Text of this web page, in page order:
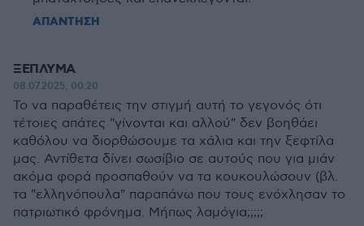
ΑΠΑΝΤΗΣΗ
ΞΕΠΛΥΜΑ
08.07.2025, 00:20
Το να παραθέτεις την στιγμή αυτή το γεγονός ότι
τέτοιες απάτες "γίνονται και αλλού" δεν βοηθάει
καθόλου να διορθώσουμε τα χάλια και την ξεφτίλα
μας. Αντίθετα δίνει σωσίβιο σε αυτούς που για μιάν
ακόμα φορά προσπαθούν να τα κουκουλώσουν (βλ.
τα "ελληνόπουλα" παραπάνω που τους ενόχλησαν το
πατριωτικό φρόνημα. Μήπως λαμόγια;;;;;